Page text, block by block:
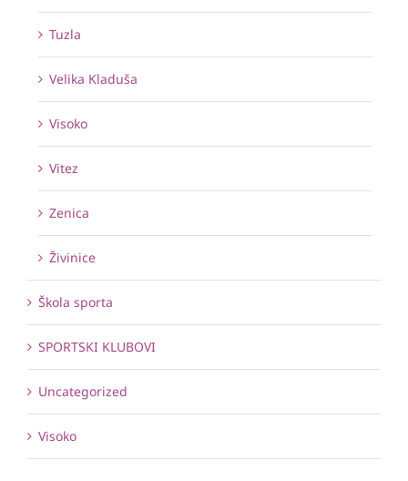
Tuzla
Velika Kladuša
Visoko
Vitez
Zenica
Živinice
Škola sporta
SPORTSKI KLUBOVI
Uncategorized
Visoko